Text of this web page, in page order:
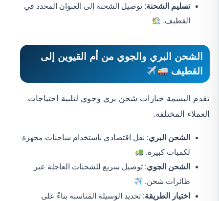
تسليم الشحنة: توصيل الشحنة إلى العنوان المحدد في
القطيف.
الشحن البري والجوي من أم القيوين إلى
القطيف
تقدم البسمة خيارات شحن بري وجوي لتلبية احتياجات
العملاء المختلفة.
الشحن البري: نقل اقتصادي باستخدام شاحنات مجهزة
لكميات كبيرة.
الشحن الجوي: توصيل سريع للشحنات العاجلة عبر
طائرات شحن.
اختيار الطريقة: تحديد الوسيلة المناسبة بناءً على